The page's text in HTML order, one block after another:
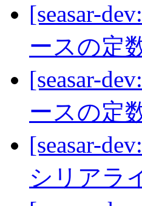
[seasar-
ースの定
[seasar-
ースの定
[seasar-
シリアラ